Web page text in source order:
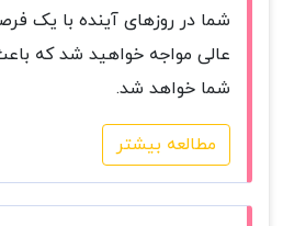
شما در روزهای آینده با یک
عالی مواجه خواهید شد که
شما خواهد شد.
مطالعه بیشتر